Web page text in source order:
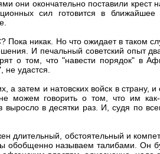
они окончательно поставили крест
сил готовится в
никак. Но что ожидает в таком
И печальный советский опыт
о том, что "навести порядок" в
удастся.
затем и натовских войск в страну,
можем говорить о том, что им
выросло в десятки раз. И, судя по
длительный, обстоятельный и
обобщенно называем талибами. Он